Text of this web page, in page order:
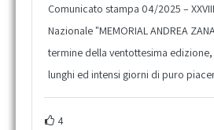
Comunicato stampa 04/2025 –
Nazionale "MEMORIAL ANDREA
termine della ventottesima
lunghi ed intensi giorni di puro
4